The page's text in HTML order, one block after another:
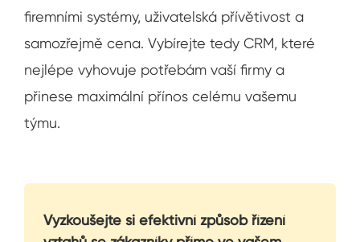
firemními systémy, uživatelská přívětivost a
samozřejmě cena. Vybírejte tedy CRM, které
nejlépe vyhovuje potřebám vaší firmy a
přinese maximální přínos celému vašemu
týmu.
Vyzkoušejte si efektivní způsob řízení